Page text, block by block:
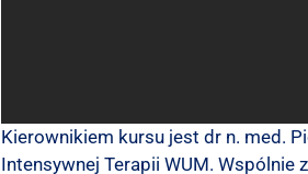
Kierownikiem kursu jest dr n. med.
Intensywnej Terapii WUM. Wspólnie